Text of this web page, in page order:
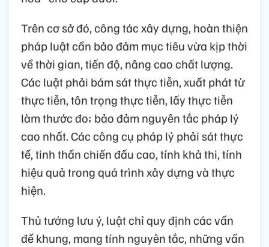
Trên cơ sở đó, công tác xây dựng, hoàn thiện
pháp luật cần bảo đảm mục tiêu vừa kịp thời
về thời gian, tiến độ, nâng cao chất lượng.
Các luật phải bám sát thực tiễn, xuất phát từ
thực tiễn, tôn trọng thực tiễn, lấy thực tiễn
làm thước đo; bảo đảm nguyên tắc pháp lý
cao nhất. Các công cụ pháp lý phải sát thực
tế, tinh thần chiến đấu cao, tính khả thi, tính
hiệu quả trong quá trình xây dựng và thực
hiện.
Thủ tướng lưu ý, luật chỉ quy định các vấn
đề khung, mang tính nguyên tắc, những vấn